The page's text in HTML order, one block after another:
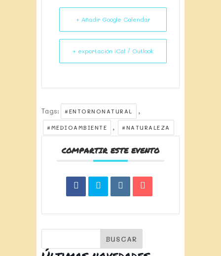
+ Añadir Google Calendar
+ exportación iCal / Outlook
Tags: #ENTORNONATURAL ,
#MEDIOAMBIENTE , #NATURALEZA
COMPARTIR ESTE EVENTO